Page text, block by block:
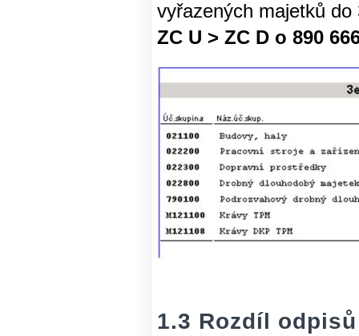
vyřazených majetků
ZC U > ZC D o 890
1.3 Rozdíl